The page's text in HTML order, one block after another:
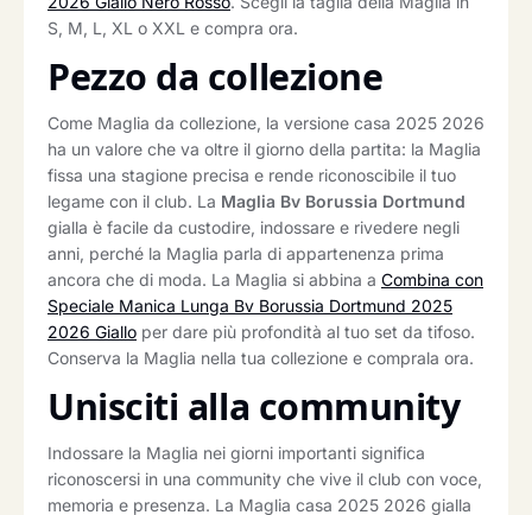
S, M, L, XL o XXL e compra ora.
Pezzo da collezione
Come Maglia da collezione, la versione casa 2025 2026
ha un valore che va oltre il giorno della partita: la Maglia
fissa una stagione precisa e rende riconoscibile il tuo
legame con il club. La Maglia Bv Borussia Dortmund
gialla è facile da custodire, indossare e rivedere negli
anni, perché la Maglia parla di appartenenza prima
ancora che di moda. La Maglia si abbina a Combina con
Speciale Manica Lunga Bv Borussia Dortmund 2025
2026 Giallo per dare più profondità al tuo set da tifoso.
Conserva la Maglia nella tua collezione e comprala ora.
Unisciti alla community
Indossare la Maglia nei giorni importanti significa
riconoscersi in una community che vive il club con voce,
memoria e presenza. La Maglia casa 2025 2026 gialla